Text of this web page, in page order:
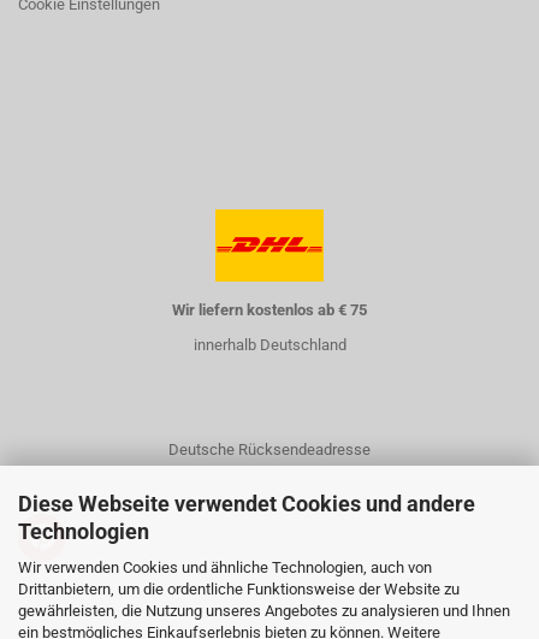
Diese Webseite verwendet Cookies und andere
Technologien
Wir verwenden Cookies und ähnliche Technologien, auch von
Drittanbietern, um die ordentliche Funktionsweise der Website zu
gewährleisten, die Nutzung unseres Angebotes zu analysieren und Ihnen
ein bestmögliches Einkaufserlebnis bieten zu können. Weitere
Cookie Einstellungen
Wir liefern kostenlos ab € 75
innerhalb Deutschland
Deutsche Rücksendeadresse
Kontakt